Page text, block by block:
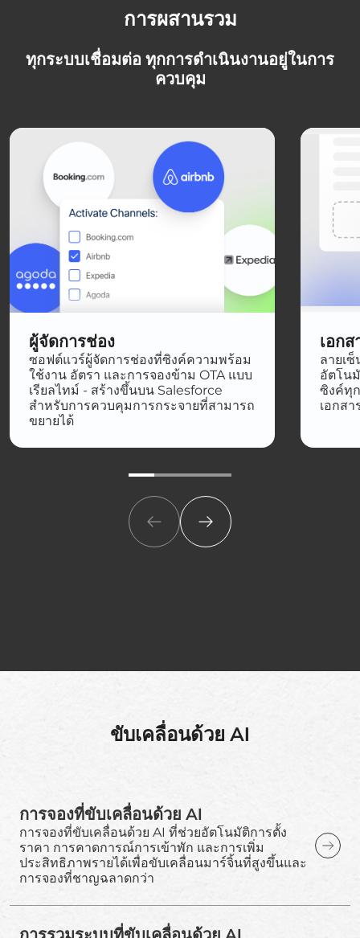
การผสานรวม
ทุกระบบเชื่อมต่อ ทุกการดำเนินงานอยู่ในการ
ควบคุม
ผู้จัดการช่อง
ซอฟต์แวร์ผู้จัดการช่องที่ซิงค์ความพร้อม
ใช้งาน อัตรา และการจองข้าม OTA แบบ
เรียลไทม์ - สร้างขึ้นบน Salesforce
สำหรับการควบคุมการกระจายที่สามารถ
ขยายได้
เอก
ลายเ
อัตโน
ซิงค์ทุ
เอกส
ขับเคลื่อนด้วย AI
การจองที่ขับเคลื่อนด้วย AI
การจองที่ขับเคลื่อนด้วย AI ที่ช่วยอัตโนมัติการตั้ง
ราคา การคาดการณ์การเข้าพัก และการเพิ่ม
ประสิทธิภาพรายได้เพื่อขับเคลื่อนมาร์จิ้นที่สูงขึ้นและ
การจองที่ชาญฉลาดกว่า